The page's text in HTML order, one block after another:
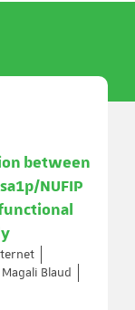
between
NUFIP
Magali Blaud